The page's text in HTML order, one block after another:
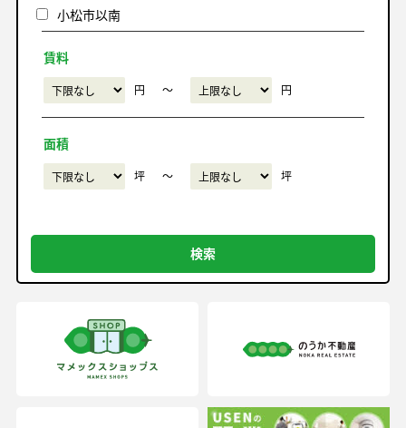
小松市以南
賃料
円 〜 円
面積
坪 〜 坪